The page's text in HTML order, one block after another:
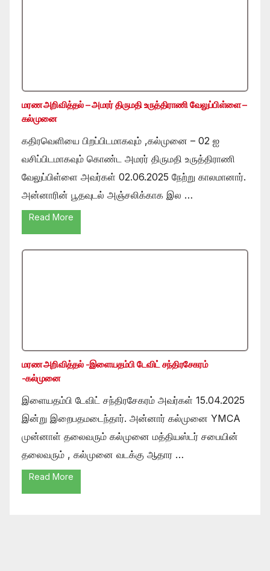
மரண அறிவித்தல் – அமரர் திருமதி உருத்திராணி வேலுப்பிள்ளை –
கல்முனை
கதிரவெளியை பிறப்பிடமாகவும் ,கல்முனை – 02 ஐ
வசிப்பிடமாகவும் கொண்ட அமரர் திருமதி உருத்திராணி
வேலுப்பிள்ளை அவர்கள் 02.06.2025 நேற்று காலமானார்.
அன்னாரின் பூதவுடல் அஞ்சலிக்காக இல …
Read More
மரண அறிவித்தல் -இளையதம்பி டேவிட் சந்திரசேகரம்
-கல்முனை
இளையதம்பி டேவிட் சந்திரசேகரம் அவர்கள் 15.04.2025
இன்று இறைபதமடைந்தார். அன்னார் கல்முனை YMCA
முன்னாள் தலைவரும் கல்முனை மத்தியஸ்டர் சபையின்
தலைவரும் , கல்முனை வடக்கு ஆதார …
Read More